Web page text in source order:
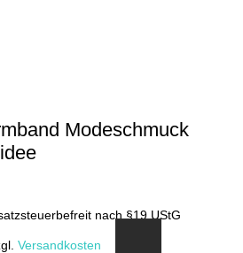
Modeschmuck
nach §19 UStG
Versandkosten